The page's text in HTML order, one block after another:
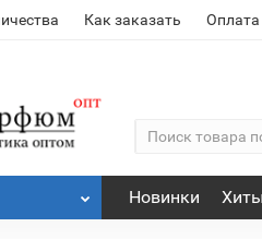
Как заказать Оплата
Новинки